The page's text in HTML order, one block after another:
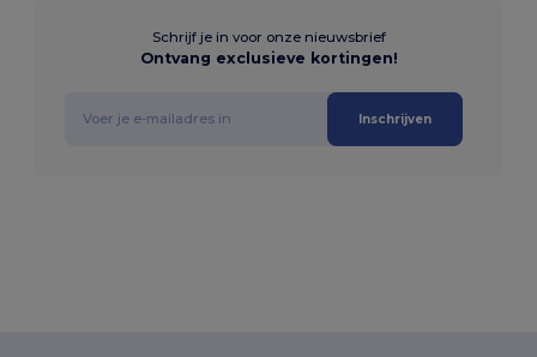
Schrijf je in voor onze nieuwsbrief
Ontvang exclusieve kortingen!
Inschrijven